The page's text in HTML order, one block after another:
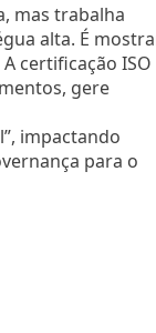
mas trabalha
alta. É
certificação ISO
gere
impactando
para o